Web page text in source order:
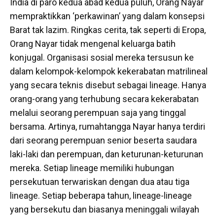
India di paro kedua abad kedua puluh, Orang Nayar
mempraktikkan ‘perkawinan’ yang dalam konsepsi
Barat tak lazim. Ringkas cerita, tak seperti di Eropa,
Orang Nayar tidak mengenal keluarga batih
konjugal. Organisasi sosial mereka tersusun ke
dalam kelompok-kelompok kekerabatan matrilineal
yang secara teknis disebut sebagai lineage. Hanya
orang-orang yang terhubung secara kekerabatan
melalui seorang perempuan saja yang tinggal
bersama. Artinya, rumahtangga Nayar hanya terdiri
dari seorang perempuan senior beserta saudara
laki-laki dan perempuan, dan keturunan-keturunan
mereka. Setiap lineage memiliki hubungan
persekutuan terwariskan dengan dua atau tiga
lineage. Setiap beberapa tahun, lineage-lineage
yang bersekutu dan biasanya meninggali wilayah